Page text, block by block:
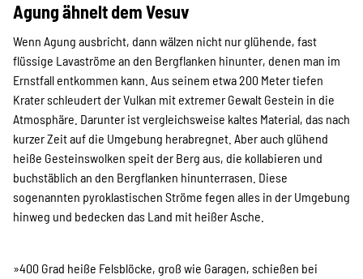
Agung ähnelt dem Vesuv
Wenn Agung ausbricht, dann wälzen nicht nur glühende, fast
flüssige Lavaströme an den Bergflanken hinunter, denen man im
Ernstfall entkommen kann. Aus seinem etwa 200 Meter tiefen
Krater schleudert der Vulkan mit extremer Gewalt Gestein in die
Atmosphäre. Darunter ist vergleichsweise kaltes Material, das nach
kurzer Zeit auf die Umgebung herabregnet. Aber auch glühend
heiße Gesteinswolken speit der Berg aus, die kollabieren und
buchstäblich an den Bergflanken hinunterrasen. Diese
sogenannten pyroklastischen Ströme fegen alles in der Umgebung
hinweg und bedecken das Land mit heißer Asche.
»400 Grad heiße Felsblöcke, groß wie Garagen, schießen bei